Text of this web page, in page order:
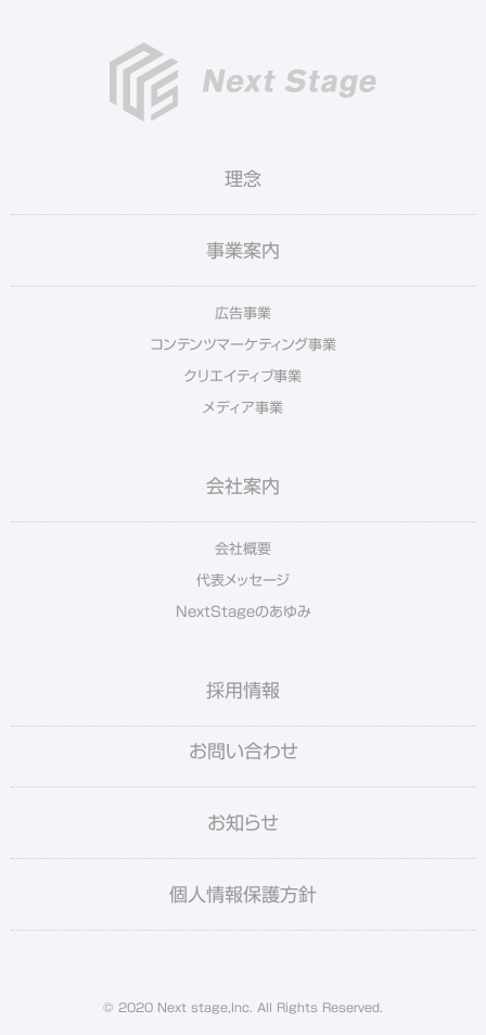
理念
事業案内
広告事業
コンテンツマーケティング事業
クリエイティブ事業
メディア事業
会社案内
会社概要
代表メッセージ
NextStageのあゆみ
採用情報
お問い合わせ
お知らせ
個人情報保護方針
© 2020 Next stage,Inc. All Rights Reserved.